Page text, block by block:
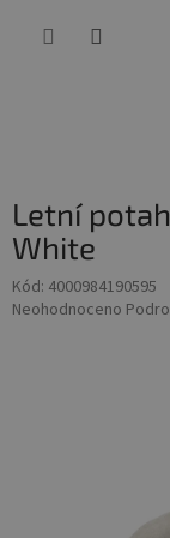
Letní
White
Kód: 4000984190595
Průměrné
Neohodnoceno